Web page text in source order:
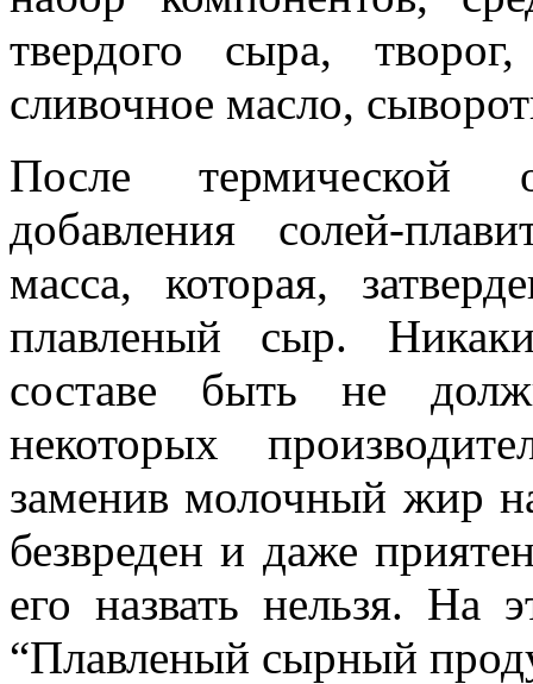
твердого сыра,
сливочное масло,
После термической
добавления солей-
масса, которая,
плавленый сыр.
составе быть не
некоторых
заменив молочный жир
безвреден и даже
его назвать нельзя. На
“Плавленый сырный